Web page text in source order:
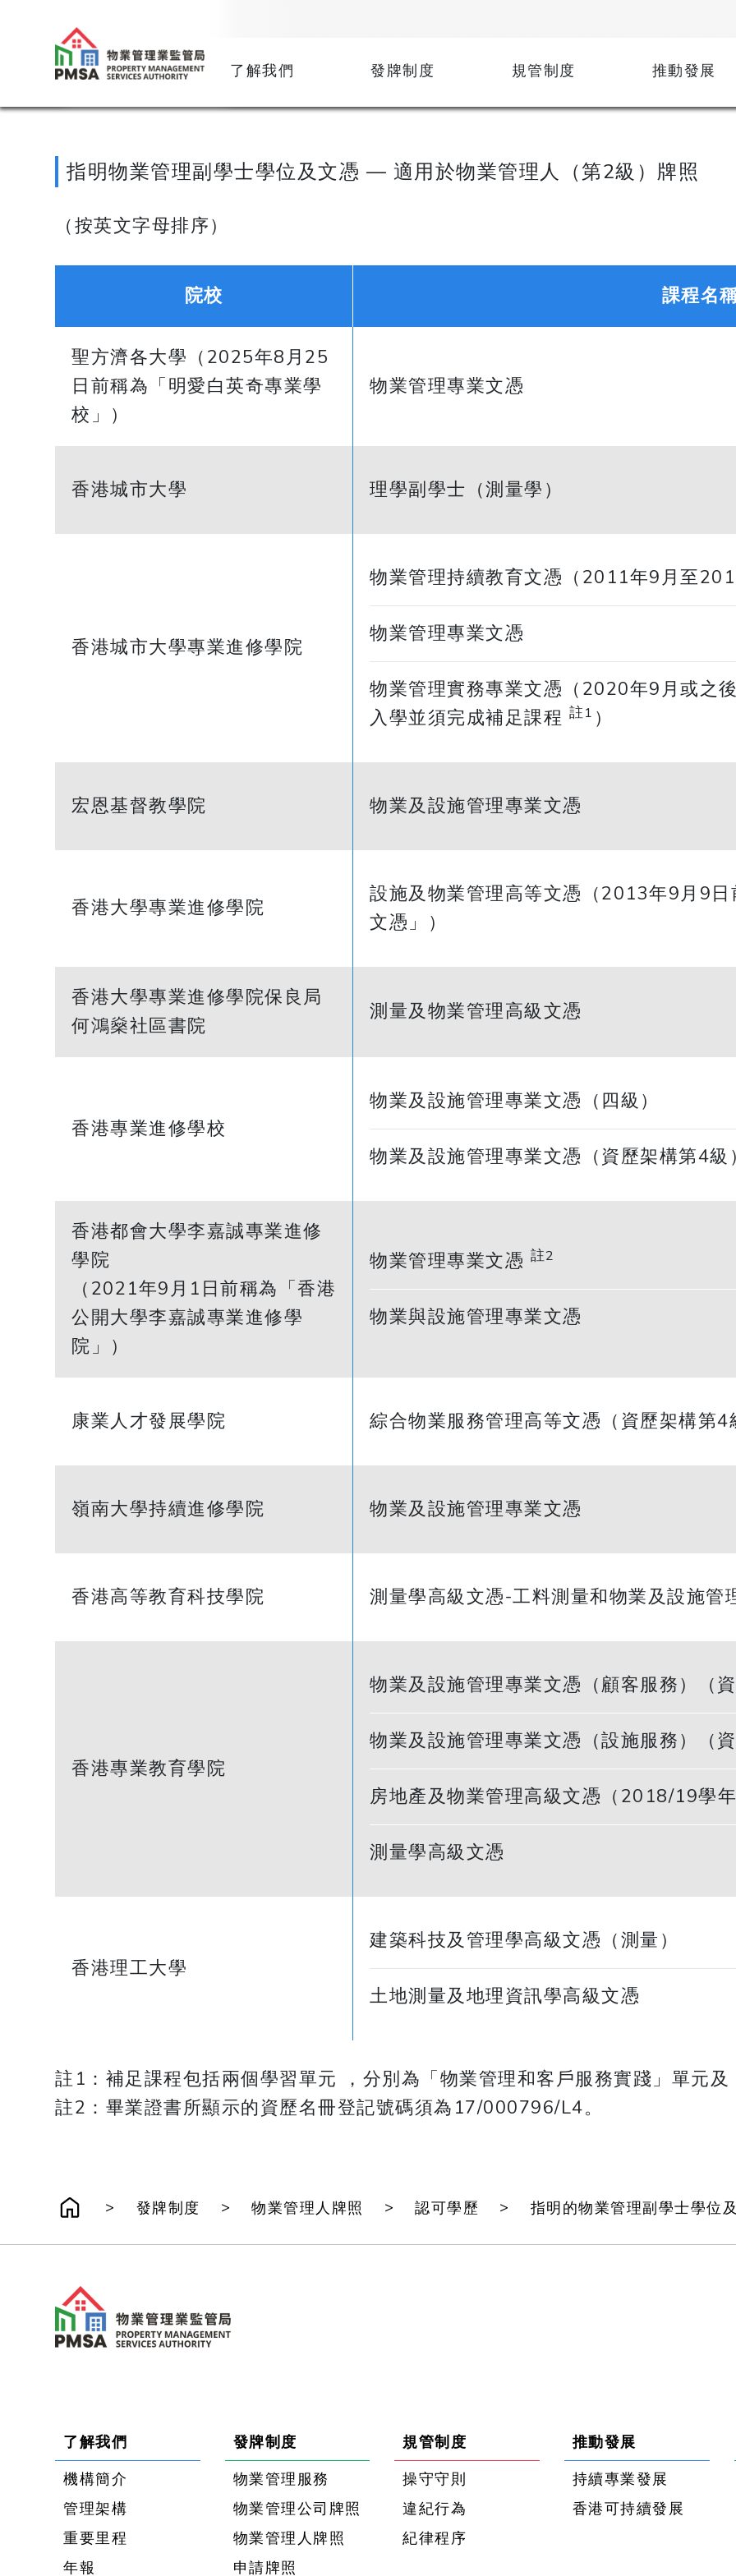
了解我們 發牌制度 規管制度 推動發展
指明物業管理副學士學位及文憑 — 適用於物業管理人（第2級）牌照
（按英文字母排序）
院校 課程名
聖方濟各大學（2025年8月25
日前稱為「明愛白英奇專業學
校」）
物業管理專業文憑
香港城市大學 理學副學士（測量學）
香港城市大學專業進修學院
物業管理持續教育文憑（2011年9月至
物業管理專業文憑
物業管理實務專業文憑（2020年9月或之
入學並須完成補足課程 註1 ）
宏恩基督教學院 物業及設施管理專業文憑
香港大學專業進修學院
設施及物業管理高等文憑（2013年9月9
文憑」）
香港大學專業進修學院保良局
何鴻燊社區書院
測量及物業管理高級文憑
香港專業進修學校
物業及設施管理專業文憑（四級）
物業及設施管理專業文憑（資歷架構第4級
香港都會大學李嘉誠專業進修
學院
（2021年9月1日前稱為「香港
公開大學李嘉誠專業進修學
院」）
物業管理專業文憑 註2
物業與設施管理專業文憑
康業人才發展學院 綜合物業服務管理高等文憑（資歷架構第4
嶺南大學持續進修學院 物業及設施管理專業文憑
香港高等教育科技學院 測量學高級文憑-工料測量和物業及設施管
香港專業教育學院
物業及設施管理專業文憑（顧客服務）（
物業及設施管理專業文憑（設施服務）（
房地產及物業管理高級文憑（2018/19學
測量學高級文憑
香港理工大學
建築科技及管理學高級文憑（測量）
土地測量及地理資訊學高級文憑
註1：補足課程包括兩個學習單元 ，分別為「物業管理和客戶服務實踐」單元
​​​​​​​註2：畢業證書所顯示的資歷名冊登記號碼須為17/000796/L4。
> 發牌制度 > 物業管理人牌照 > 認可學歷 > 指明的物業管理副學士學位
了解我們
機構簡介
管理架構
重要里程
年報
發牌制度
物業管理服務
物業管理公司牌照
物業管理人牌照
申請牌照
規管制度
操守守則
違紀行為
紀律程序
推動發展
持續專業發展
香港可持續發展